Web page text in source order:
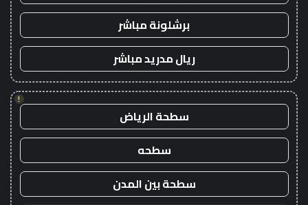
برشلونة مباشر
ريال مدريد مباشر
!
سطحة الرياض
سطحه
سطحة بين المدن